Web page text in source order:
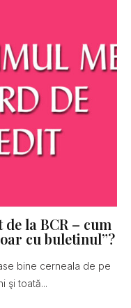
la BCR – cum
cu buletinul”?
bine cerneala de pe
şi toată...